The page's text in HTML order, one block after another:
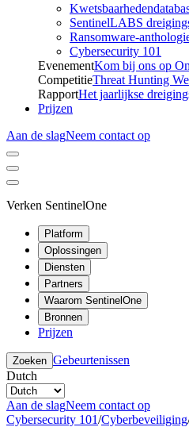
SentinelLABS
Ransomware-
Cybersecurity 101
EvenementKom bij ons op
CompetitieThreat Hunting
RapportHet jaarlijkse
Prijzen
Aan de slagNeem contact op
Verken SentinelOne
Platform
Oplossingen
Diensten
Partners
Waarom SentinelOne
Bronnen
Prijzen
Zoeken Gebeurtenissen
Dutch
Aan de slagNeem contact op
Cybersecurity 101/Cyberbeveiliging